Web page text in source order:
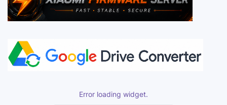
Error loading widget.